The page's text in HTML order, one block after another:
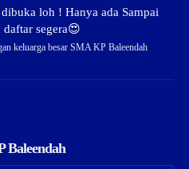
loh ! Hanya ada Sampai
segera😍
keluarga besar SMA KP Baleendah
Baleendah